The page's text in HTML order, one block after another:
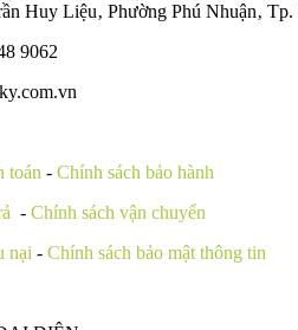
Huy Liệu‚ Phường Phú Nhuận‚
9062
toán - Chính sách bảo hành
- Chính sách vận chuyển
nại - Chính sách bảo mật thông tin